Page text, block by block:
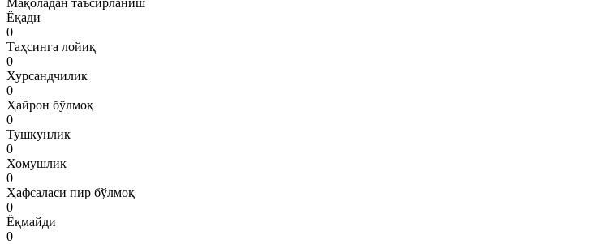
Ёқади
0
Таҳсинга лойиқ
0
Хурсандчилик
0
Ҳайрон бўлмоқ
0
Тушкунлик
0
Хомушлик
0
Ҳафсаласи пир бўлмоқ
0
Ёқмайди
0